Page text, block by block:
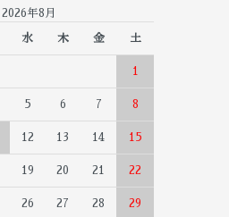
2026年8月
水 木 金 土
1
5 6 7 8
12 13 14 15
19 20 21 22
26 27 28 29